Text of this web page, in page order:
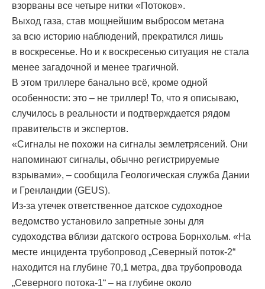
взорваны все четыре нитки «Потоков».
Выход газа, став мощнейшим выбросом метана
за всю историю наблюдений, прекратился лишь
в воскресенье. Но и к воскресенью ситуация не стала
менее загадочной и менее трагичной.
В этом триллере банально всё, кроме одной
особенности: это – не триллер! То, что я описываю,
случилось в реальности и подтверждается рядом
правительств и экспертов.
«Сигналы не похожи на сигналы землетрясений. Они
напоминают сигналы, обычно регистрируемые
взрывами», – сообщила Геологическая служба Дании
и Гренландии (GEUS).
Из-за утечек ответственное датское судоходное
ведомство установило запретные зоны для
судоходства вблизи датского острова Борнхольм. «На
месте инцидента трубопровод „Северный поток-2“
находится на глубине 70,1 метра, два трубопровода
„Северного потока-1“ – на глубине около